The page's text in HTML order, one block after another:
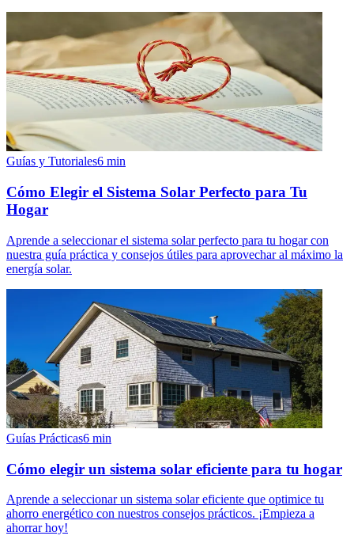
Guías y Tutoriales6 min
Cómo Elegir el Sistema Solar Perfecto para Tu
Hogar
Aprende a seleccionar el sistema solar perfecto para tu hogar con
nuestra guía práctica y consejos útiles para aprovechar al máximo la
energía solar.
Guías Prácticas6 min
Cómo elegir un sistema solar eficiente para tu hogar
Aprende a seleccionar un sistema solar eficiente que optimice tu
ahorro energético con nuestros consejos prácticos. ¡Empieza a
ahorrar hoy!